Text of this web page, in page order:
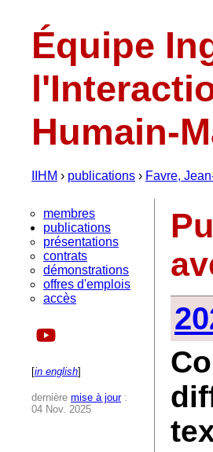
Équipe
Humain-
IIHM › publications › Favre,
membres
publications
présentations
contrats
démonstrations
offres d'emplois
accès
[in english]
dernière mise à jour:
04 Nov. 2025